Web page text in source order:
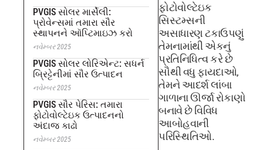
PVGIS સોલર માર્સેલી:
પ્રોવેન્સમાં તમારા સૌર
સ્થાપનને ઑપ્ટિમાઇઝ કરો
નવેમ્બર 2025
PVGIS સોલર લોરિએન્ટ: સધર્ન
બ્રિટ્ટેનીમાં સૌર ઉત્પાદન
નવેમ્બર 2025
PVGIS સૌર પેરિસ: તમારા
ફોટોવોલ્ટેઇક ઉત્પાદનનો
અંદાજ કાઢો
નવેમ્બર 2025
ફોટોવોલ્ટેઇક
સિસ્ટમ્સની
અસાધારણ ટકાઉપણું
તેમનામાંથી એકનું
પ્રતિનિધિત્વ કરે છે
સૌથી વધુ ફાયદાઓ,
તેમને આદર્શ લાંબા
ગાળાના ઊર્જા રોકાણો
બનાવે છે વિવિધ
આબોહવાની
પરિસ્થિતિઓ.